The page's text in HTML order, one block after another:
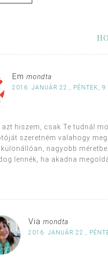
Em mondta
2016. JANUÁR 22., PÉNTEK,
azt hiszem, csak Te tudnál
szeretném valahogy
különállóan, nagyobb
lennék, ha akadna
Via mondta
2016. JANUÁR 22.,